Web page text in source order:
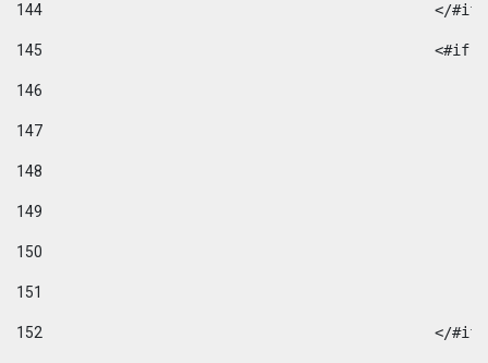
144
</
145
146
147
148
149
150
151
152
</